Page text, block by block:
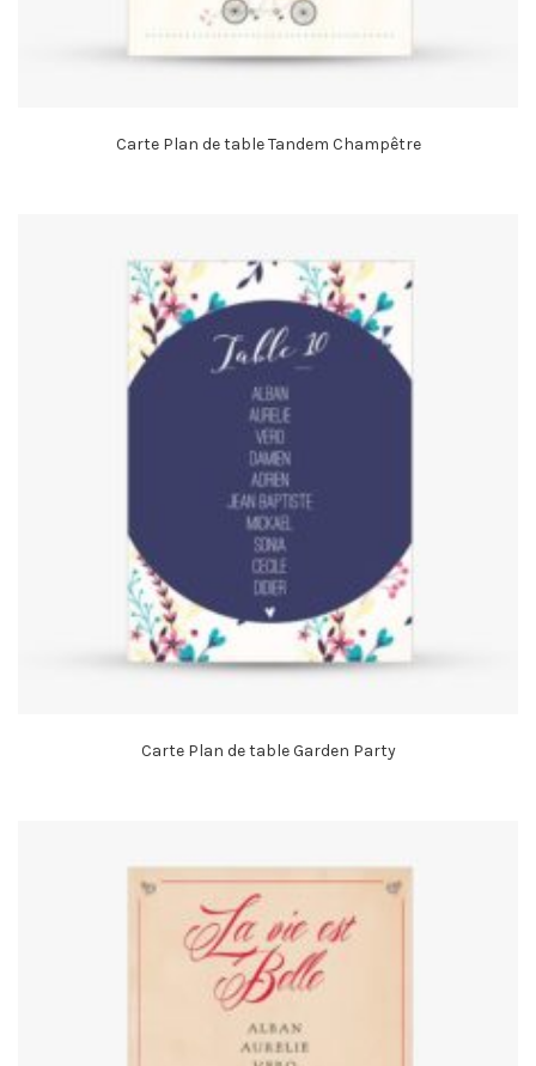
Carte Plan de table Tandem Champêtre
Carte Plan de table Garden Party